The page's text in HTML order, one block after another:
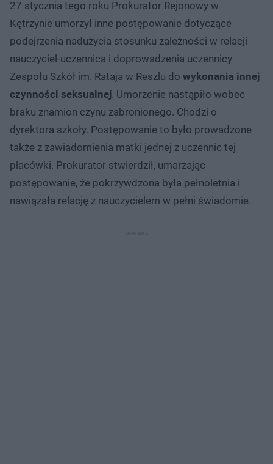
27 stycznia tego roku Prokurator Rejonowy w
Kętrzynie umorzył inne postępowanie dotyczące
podejrzenia nadużycia stosunku zależności w relacji
nauczyciel-uczennica i doprowadzenia uczennicy
Zespołu Szkół im. Rataja w Reszlu do wykonania innej
czynności seksualnej. Umorzenie nastąpiło wobec
braku znamion czynu zabronionego. Chodzi o
dyrektora szkoły. Postępowanie to było prowadzone
także z zawiadomienia matki jednej z uczennic tej
placówki. Prokurator stwierdził, umarzając
postępowanie, że pokrzywdzona była pełnoletnia i
nawiązała relację z nauczycielem w pełni świadomie.